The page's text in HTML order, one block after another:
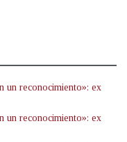
un reconocimiento»: ex
un reconocimiento»: ex